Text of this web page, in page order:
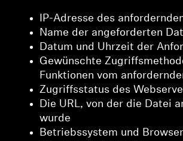
IP-Adresse des
Name der angeforderten
Datum und Uhrzeit der
Gewünschte
Funktionen vom
Zugriffsstatus des
Die URL, von der die Datei
wurde
Betriebssystem und